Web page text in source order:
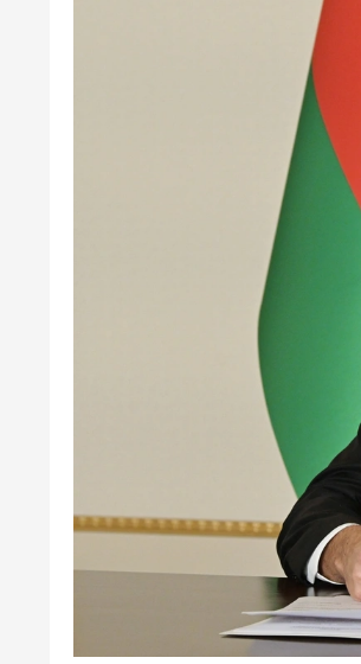
Ötən il
keçirilib
12-03-